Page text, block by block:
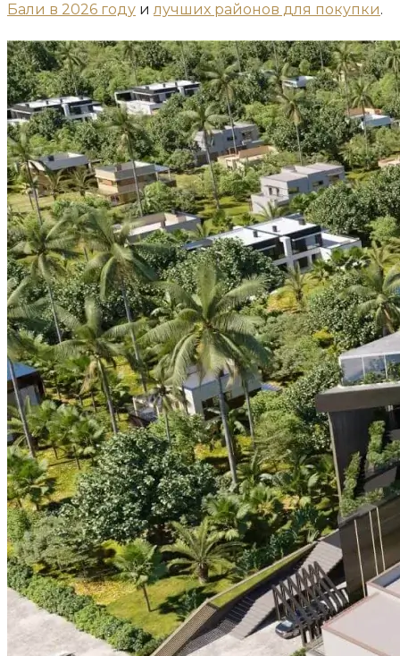
Бали в 2026 году илучших районов для покупки.